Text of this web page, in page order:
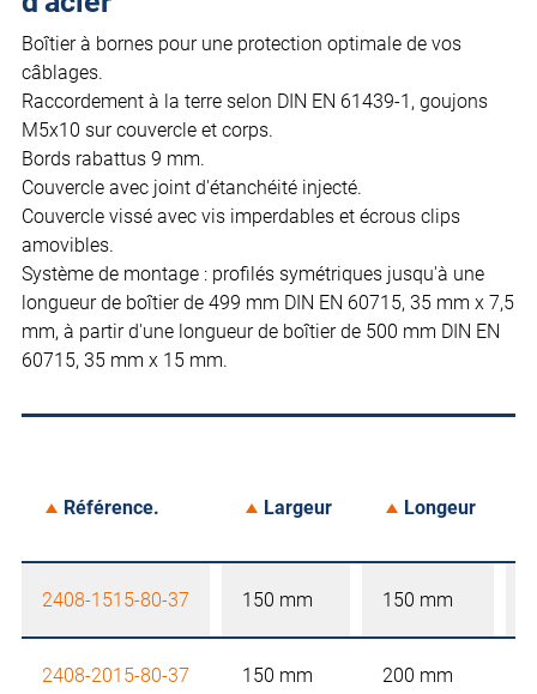
Boîtier à bornes pour une protection optimale de vos
câblages.
Raccordement à la terre selon DIN EN 61439-1, goujons
M5x10 sur couvercle et corps.
Bords rabattus 9 mm.
Couvercle avec joint d'étanchéité injecté.
Couvercle vissé avec vis imperdables et écrous clips
amovibles.
Système de montage : profilés symétriques jusqu'à une
longueur de boîtier de 499 mm DIN EN 60715, 35 mm x 7,5
mm, à partir d'une longueur de boîtier de 500 mm DIN EN
60715, 35 mm x 15 mm.
Référence. Largeur Longeur
2408-1515-80-37 150 mm 150 mm
2408-2015-80-37 150 mm 200 mm